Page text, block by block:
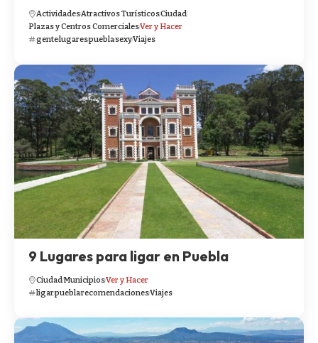
ActividadesAtractivos TurísticosCiudad
Plazas y Centros ComercialesVer y Hacer
gentelugarespueblasexyViajes
9 Lugares para ligar en Puebla
CiudadMunicipiosVer y Hacer
ligarpueblarecomendacionesViajes